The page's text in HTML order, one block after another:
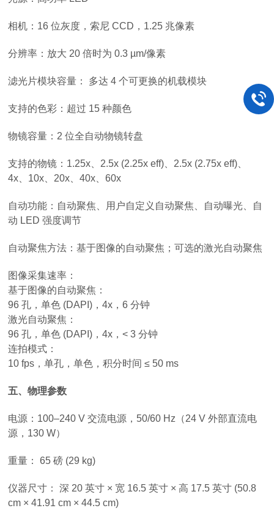
相机：16 位灰度，索尼 CCD，1.25 兆像素
分辨率：放大 20 倍时为 0.3 µm/像素
滤光片模块容量： 多达 4 个可更换的机载模块
支持的色彩：超过 15 种颜色
物镜容量：2 位全自动物镜转盘
支持的物镜：1.25x、2.5x (2.25x eff)、2.5x (2.75x eff)、
4x、10x、20x、40x、60x
自动功能：自动聚焦、用户自定义自动聚焦、自动曝光、自
动 LED 强度调节
自动聚焦方法：基于图像的自动聚焦；可选的激光自动聚焦
图像采集速率：
基于图像的自动聚焦：
96 孔，单色 (DAPI)，4x，6 分钟
激光自动聚焦：
96 孔，单色 (DAPI)，4x，< 3 分钟
连拍模式：
10 fps，单孔，单色，积分时间 ≤ 50 ms
五、物理参数
电源：100–240 V 交流电源，50/60 Hz（24 V 外部直流电
源，130 W）
重量： 65 磅 (29 kg)
仪器尺寸： 深 20 英寸 × 宽 16.5 英寸 × 高 17.5 英寸 (50.8
cm × 41.91 cm × 44.5 cm)